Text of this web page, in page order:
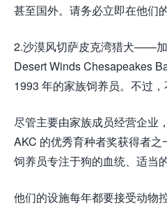
甚至国外。请务必立即在他们
2.沙漠风切萨皮克湾猎犬——
Desert Winds Chesapeakes
1993 年的家族饲养员。不过，
尽管主要由家族成员经营企业
AKC 的优秀育种者奖获得者
饲养员专注于狗的血统、适当
他们的设施每年都要接受动物